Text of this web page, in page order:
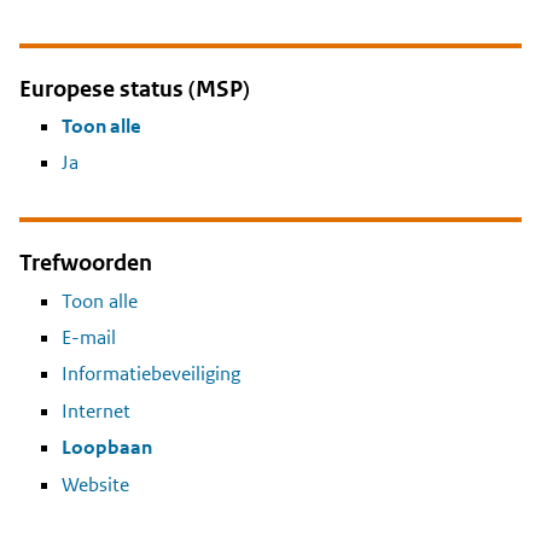
Europese status (MSP)
Toon alle
Ja
Trefwoorden
Toon alle
E-mail
Informatiebeveiliging
Internet
Loopbaan
Website